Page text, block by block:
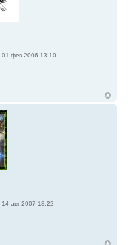
01 фев 2006 13:10
14 авг 2007 18:22